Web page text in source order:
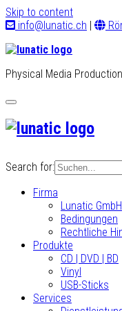
Skip to content
info@lunatic.ch |
Physical Media Production
Toggle
navigation
Search for:
Firma
Lunatic GmbH
Bedingungen
Rechtliche
Produkte
CD | DVD | BD
Vinyl
USB-Sticks
Services